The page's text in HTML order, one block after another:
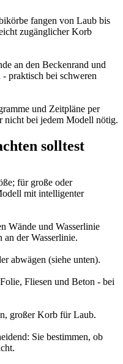
fangen von Laub bis
zugänglicher Korb
an den Beckenrand und
- praktisch bei schweren
und Zeitpläne per
nicht bei jedem Modell nötig.
solltest
für große oder
mit intelligenter
Wände und Wasserlinie
der Wasserlinie.
abwägen (siehe unten).
Fliesen und Beton - bei
großer Korb für Laub.
Sie bestimmen, ob